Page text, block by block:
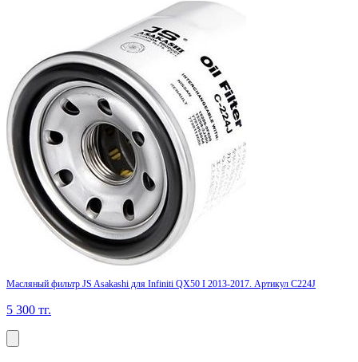
Масляный фильтр JS Asakashi для Infiniti QX50 I 2013-2017. Артикул C224J
5 300 тг.